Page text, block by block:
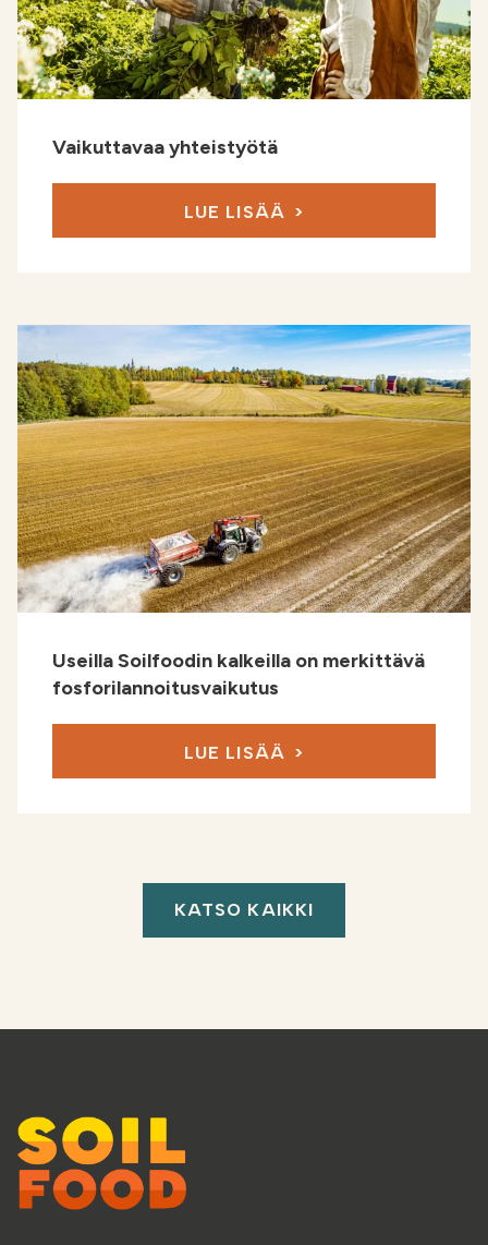
Vaikuttavaa yhteistyötä
LUE LISÄÄ
Useilla Soilfoodin kalkeilla on merkittävä
fosforilannoitus­vaikutus
LUE LISÄÄ
KATSO KAIKKI